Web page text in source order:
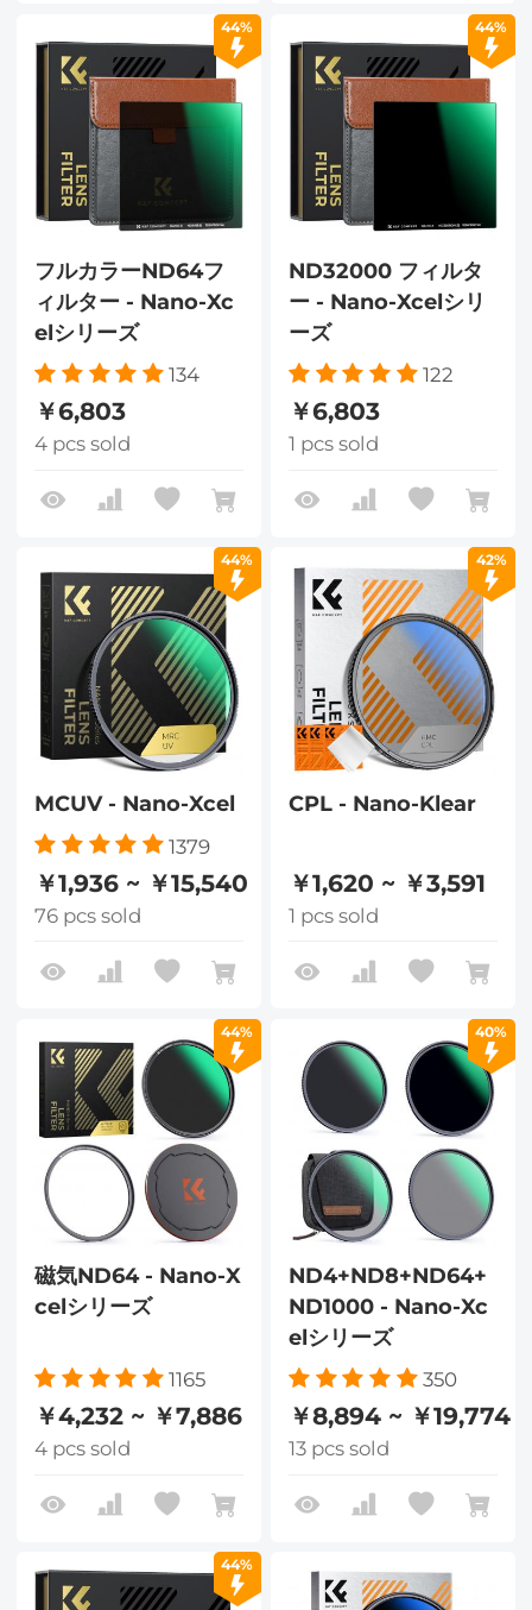
44%
フルカラーND64フ
ィルター - Nano-Xc
elシリーズ
134
￥6,803
4 pcs sold
44%
ND32000 フィルタ
ー - Nano-Xcelシリ
ーズ
122
￥6,803
1 pcs sold
44%
MCUV - Nano-Xcel
1379
￥1,936 ~ ￥15,540
76 pcs sold
42%
CPL - Nano-Klear
￥1,620 ~ ￥3,591
1 pcs sold
44%
磁気ND64 - Nano-X
celシリーズ
1165
￥4,232 ~ ￥7,886
4 pcs sold
40%
ND4+ND8+ND64+
ND1000 - Nano-Xc
elシリーズ
350
￥8,894 ~ ￥19,774
13 pcs sold
44%